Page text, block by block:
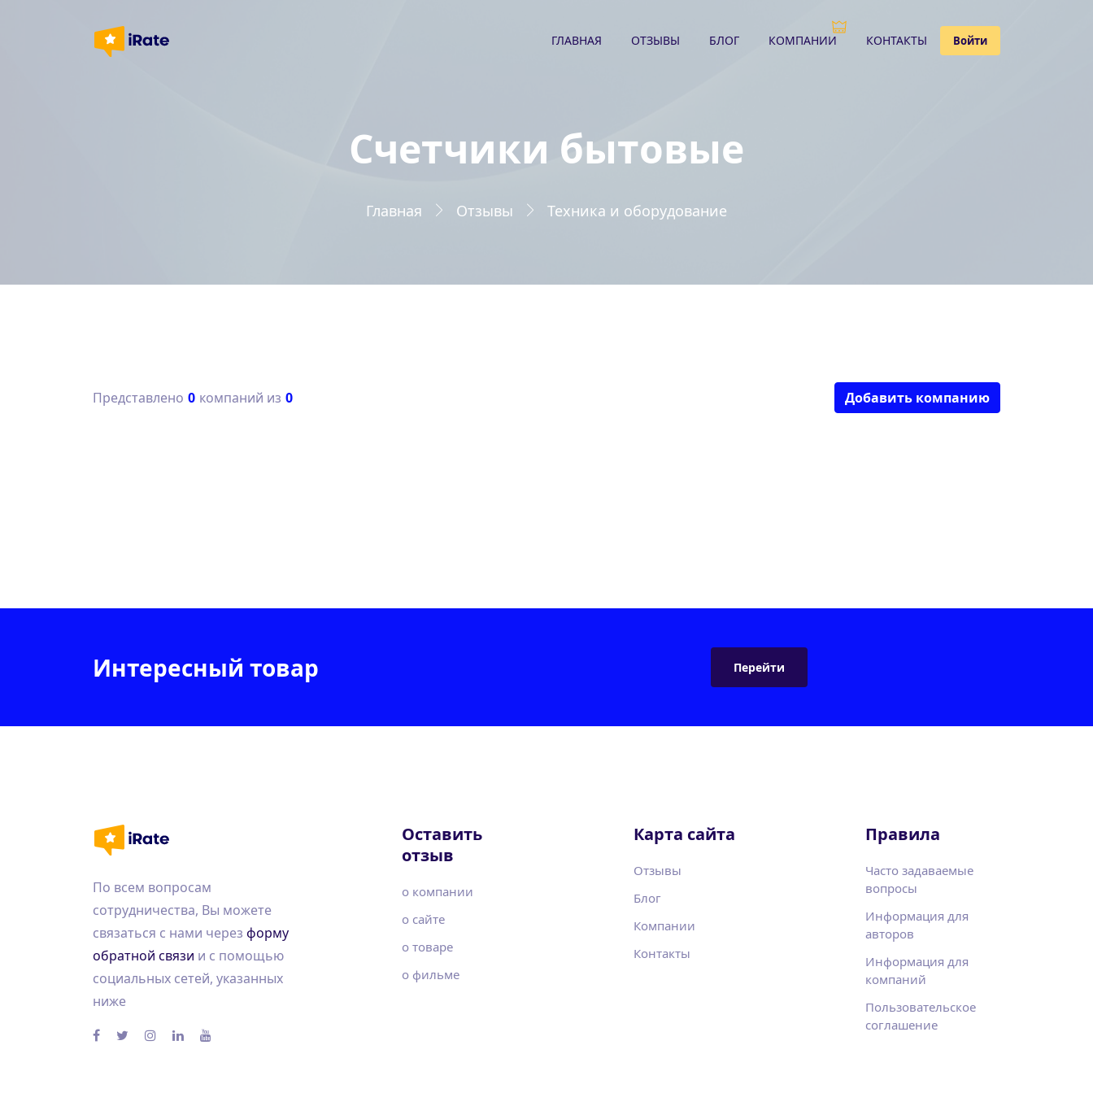
ГЛАВНАЯ ОТЗЫВЫ БЛОГ КОМПАНИИ КОНТАКТЫ Войти
Счетчики бытовые
Главная Отзывы Техника и оборудование
Представлено 0 компаний из 0 Добавить компанию
Интересный товар Перейти
По всем вопросам
сотрудничества, Вы можете
связаться с нами через форму
обратной связи и с помощью
социальных сетей, указанных
ниже
Оставить
отзыв
о компании
о сайте
о товаре
о фильме
Карта сайта
Отзывы
Блог
Компании
Контакты
Правила
Часто задаваемые
вопросы
Информация для
авторов
Информация для
компаний
Пользовательское
соглашение